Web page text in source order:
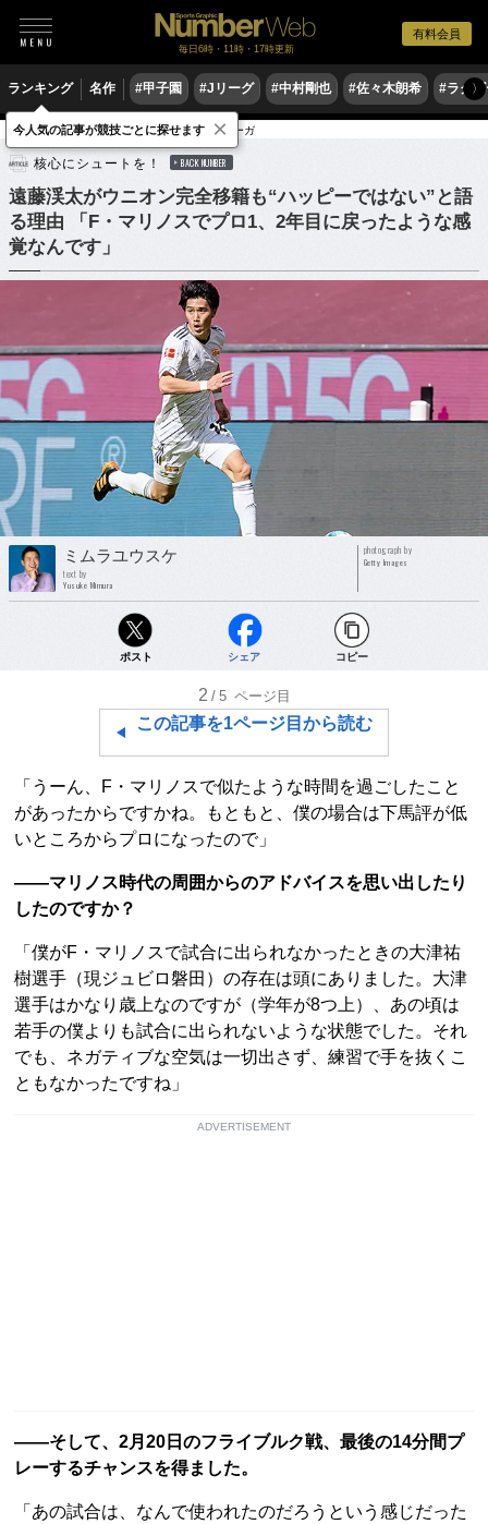
有料会員
毎日6時・11時・17時更新
ランキング 名作 #甲子園 #Jリーグ #中村剛也 #佐々木朗希 #ラグ〉
サッカー 海外サッカー ブンデスリーガ
核心にシュートを！ BACK NUMBER
遠藤渓太がウニオン完全移籍も“ハッピーではない”と語
る理由 「F・マリノスでプロ1、2年目に戻ったような感
覚なんです」
ミムラユウスケ
text by
Yusuke Mimura
photograph by
Getty Images
ポスト シェア コピー
2 /5 ページ目
この記事を1ページ目から読む
「うーん、F・マリノスで似たような時間を過ごしたこと
があったからですかね。もともと、僕の場合は下馬評が低
いところからプロになったので」
――マリノス時代の周囲からのアドバイスを思い出したり
したのですか？
「僕がF・マリノスで試合に出られなかったときの大津祐
樹選手（現ジュビロ磐田）の存在は頭にありました。大津
選手はかなり歳上なのですが（学年が8つ上）、あの頃は
若手の僕よりも試合に出られないような状態でした。それ
でも、ネガティブな空気は一切出さず、練習で手を抜くこ
ともなかったですね」
ADVERTISEMENT
――そして、2月20日のフライブルク戦、最後の14分間プ
レーするチャンスを得ました。
「あの試合は、なんで使われたのだろうという感じだった
今人気の記事が競技ごとに探せます ×